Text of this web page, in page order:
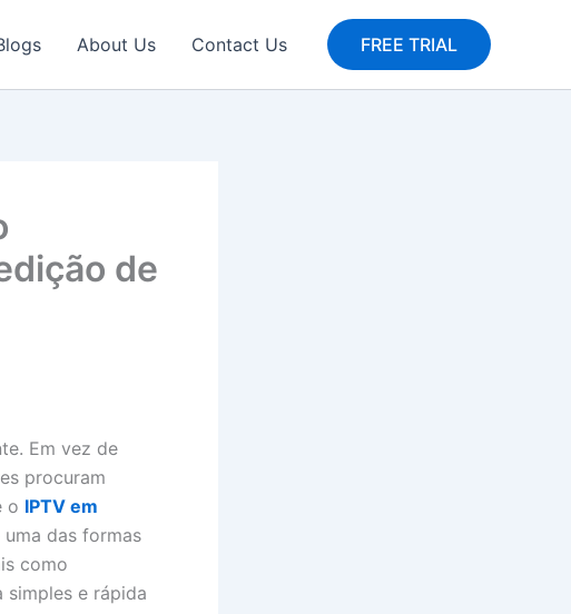
About Us Contact Us FREE TRIAL
de
Em vez de
procuram
o IPTV em
das formas
como
simples e rápida